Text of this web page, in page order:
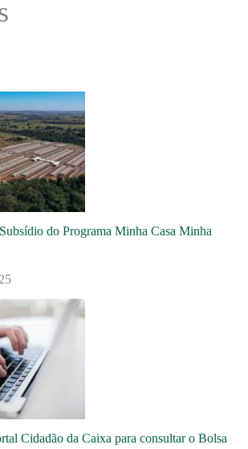
do Programa Minha Casa Minha
Cidadão da Caixa para consultar o Bolsa